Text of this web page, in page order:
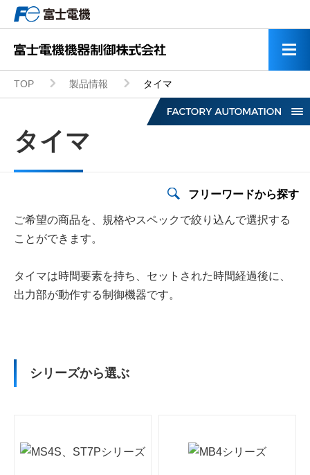
モータ・応用機器
ミニUPS
サーボシステム
プログラマブル表示器
TOP 製品情報 タイマ
タイマ
フリーワードから探す
ご希望の商品を、規格やスペックで絞り込んで選択する
ことができます。
タイマは時間要素を持ち、セットされた時間経過後に、
出力部が動作する制御機器です。
シリーズから選ぶ